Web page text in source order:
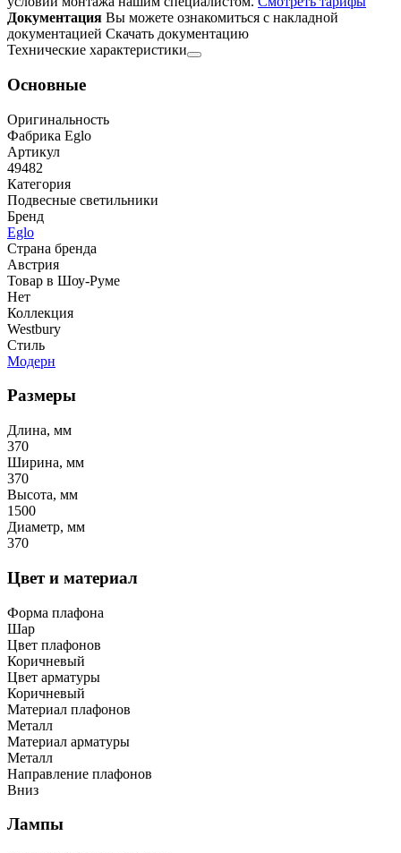
Документация Вы можете ознакомиться с накладной
документацией Скачать документацию
Технические характеристики
Основные
Оригинальность
Фабрика Eglo
Артикул
49482
Категория
Подвесные светильники
Бренд
Eglo
Страна бренда
Австрия
Товар в Шоу-Руме
Нет
Коллекция
Westbury
Стиль
Модерн
Размеры
Длина, мм
370
Ширина, мм
370
Высота, мм
1500
Диаметр, мм
370
Цвет и материал
Форма плафона
Шар
Цвет плафонов
Коричневый
Цвет арматуры
Коричневый
Материал плафонов
Металл
Материал арматуры
Металл
Направление плафонов
Вниз
Лампы